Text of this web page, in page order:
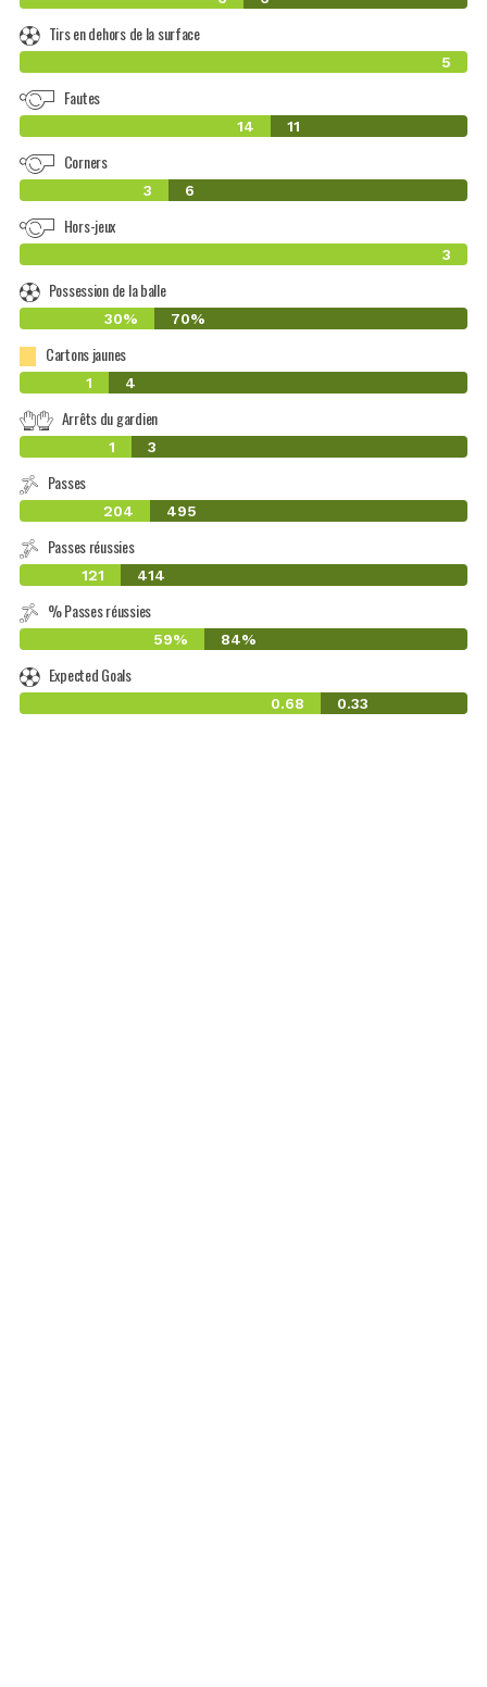
Tirs en dehors de la surface
5
Fautes
14 11
Corners
3 6
Hors-jeux
3
Possession de la balle
30% 70%
Cartons jaunes
1 4
Arrêts du gardien
1 3
Passes
204 495
Passes réussies
121 414
% Passes réussies
59% 84%
Expected Goals
0.68 0.33